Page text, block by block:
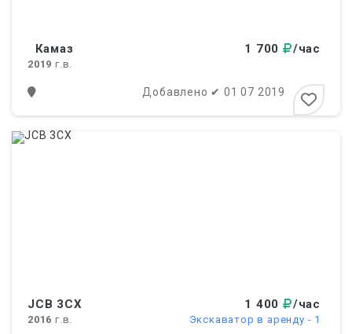
Камаз 1 700 /час
2019 г.в.
Добавлено ✔ 01 07 2019
JCB 3CX 1 400 /час
2016 г.в. Экскаватор в аренду - 1